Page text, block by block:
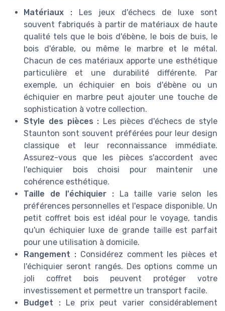
Matériaux : Les jeux d'échecs de luxe sont
souvent fabriqués à partir de matériaux de haute
qualité tels que le bois d'ébène, le bois de buis, le
bois d'érable, ou même le marbre et le métal.
Chacun de ces matériaux apporte une esthétique
particulière et une durabilité différente. Par
exemple, un échiquier en bois d'ébène ou un
échiquier en marbre peut ajouter une touche de
sophistication à votre collection.
Style des pièces : Les pièces d'échecs de style
Staunton sont souvent préférées pour leur design
classique et leur reconnaissance immédiate.
Assurez-vous que les pièces s'accordent avec
l'echiquier bois choisi pour maintenir une
cohérence esthétique.
Taille de l'échiquier :La taille varie selon les
préférences personnelles et l'espace disponible. Un
petit coffret bois est idéal pour le voyage, tandis
qu'un échiquier luxe de grande taille est parfait
pour une utilisation à domicile.
Rangement :Considérez comment les pièces et
l'échiquier seront rangés. Des options comme un
joli coffret bois peuvent protéger votre
investissement et permettre un transport facile.
Budget :Le prix peut varier considérablement